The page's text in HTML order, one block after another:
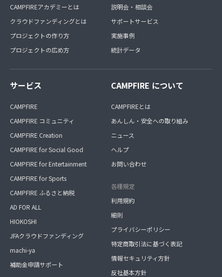
CAMPFIREアカデミーとは
クラウドファンディングとは
プロジェクトの作り方
プロジェクトの広め方
説明会・相談会
サポートサービス
実施事例
統計データ
サービス
CAMPFIRE
CAMPFIRE コミュニティ
CAMPFIRE Creation
CAMPFIRE for Social Good
CAMPFIRE for Entertainment
CAMPFIRE for Sports
CAMPFIRE ふるさと納税
AD FOR ALL
HIOKOSHI
JFAクラウドファンディング
machi-ya
補助金申請サポート
CAMPFIRE について
CAMPFIREとは
あんしん・安全への取り組み
ニュース
ヘルプ
お問い合わせ
各種規定
利用規約
細則
プライバシーポリシー
特定商取引法に基づく表記
情報セキュリティ方針
反社基本方針